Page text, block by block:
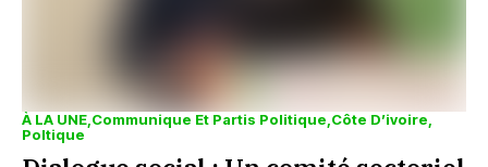
À LA UNE Communique Et Partis Politique Côte D’ivoire
Poltique